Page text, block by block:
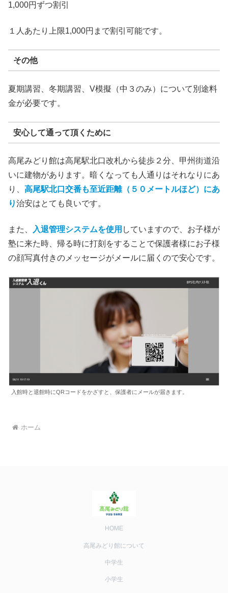
1,000円ずつ割引
１人あたり上限1,000円まで割引可能です。
その他
夏期講習、冬期講習、V模擬（中３のみ）について別途料
金が必要です。
安心して通って頂くために
高尾みどり館は高尾駅北口改札から徒歩２分、甲州街道沿
いに建物があります。暗くなっても人通りはそれなりにあ
り、 高尾駅北口交番も至近距離（５０メートルほど）にあ
り治安はとても良いです。
また、 入退管理システムを使用 していますので、お子様が
塾に来た時、帰る時に打刻をすることで保護者様にお子様
の顔写真付きのメッセージがメールに届くので安心です。
入館時と退館時にQRコードをかざすと、保護者にメールが届きます。
ホーム
HOME
高尾みどり館について
中学生
小学生